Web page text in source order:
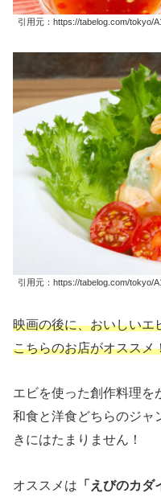
引用元：https://tabelog.com/tokyo/
引用元：https://tabelog.com/tokyo/
映画の後に、おいしいエ
こちらのお店がオススメ
エビを使った創作料理を
和食と洋食どちらのジャ
きにはたまりません！
オススメは 「えびのカダ